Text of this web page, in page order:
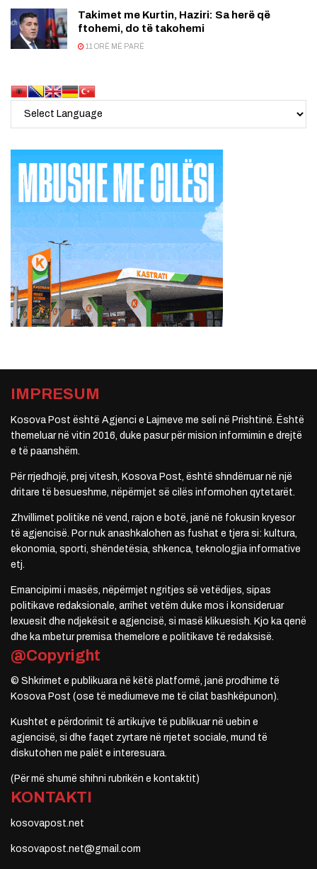
Takimet me Kurtin, Haziri: Sa herë që
ftohemi, do të takohemi
11 ORË MË PARË
IMPRESUM
Kosova Post është Agjenci e Lajmeve me seli në Prishtinë. Është
themeluar në vitin 2016, duke pasur për mision informimin e drejtë
e të paanshëm.
Për rrjedhojë, prej vitesh, Kosova Post, është shndërruar në një
dritare të besueshme, nëpërmjet së cilës informohen qytetarët.
Zhvillimet politike në vend, rajon e botë, janë në fokusin kryesor
të agjencisë. Por nuk anashkalohen as fushat e tjera si: kultura,
ekonomia, sporti, shëndetësia, shkenca, teknologjia informative
etj.
Emancipimi i masës, nëpërmjet ngritjes së vetëdijes, sipas
politikave redaksionale, arrihet vetëm duke mos i konsideruar
lexuesit dhe ndjekësit e agjencisë, si masë klikuesish. Kjo ka qenë
dhe ka mbetur premisa themelore e politikave të redaksisë.
@Copyright
© Shkrimet e publikuara në këtë platformë, janë prodhime të
Kosova Post (ose të mediumeve me të cilat bashkëpunon).
Kushtet e përdorimit të artikujve të publikuar në uebin e
agjencisë, si dhe faqet zyrtare në rrjetet sociale, mund të
diskutohen me palët e interesuara.
(Për më shumë shihni rubrikën e kontaktit)
KONTAKTI
kosovapost.net
kosovapost.net@gmail.com